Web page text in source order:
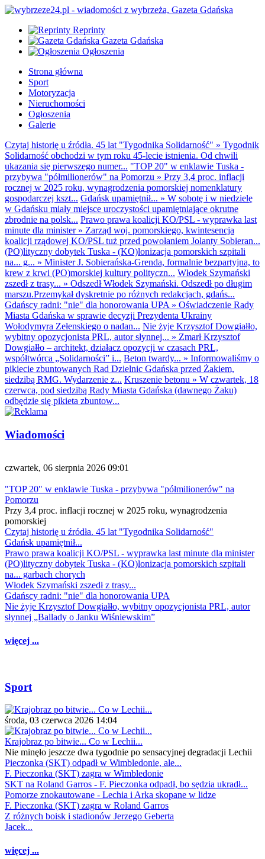
Reprinty
Gazeta Gdańska
Ogłoszenia
Strona główna
Sport
Motoryzacja
Nieruchomości
Ogłoszenia
Galerie
Czytaj historię u źródła. 45 lat "Tygodnika Solidarność" » Tygodnik
Solidarność obchodzi w tym roku 45-lecie istnienia. Od chwili
ukazania się pierwszego numer... "TOP 20" w enklawie Tuska -
przybywa "półmilionerów" na Pomorzu » Przy 3,4 proc. inflacji
rocznej w 2025 roku, wynagrodzenia pomorskiej nomenklatury
gospodarczej kszt... Gdańsk upamiętnił... » W sobotę i w niedzielę
w Gdańsku miały miejsce uroczystości upamiętniające okrutne
zbrodnie na polsk... Prawo prawa koalicji KO/PSL - wyprawka last
minute dla minister» Zarząd woj. pomorskiego, kwintesencja
koalicji rządowej KO/PSL tuż przed powołaniem Jolanty Sobieran...
(PO)lityczny dobytek Tuska - (KO)lonizacja pomorskich szpitali
na... g... » Minister J. Sobierańska-Grenda, formalnie bezpartyjna, to
krew z krwi (PO)morskiej kultury polityczn... Włodek Szymański
zszedł z trasy... » Odszedł Włodek Szymański. Odszedł po długim
marszu.Przemykał dyskretnie po różnych redakcjach, gdańs...
Gdańscy radni: "nie" dla honorowania UPA » Oświadczenie Rady
Miasta Gdańska w sprawie decyzji Prezydenta Ukrainy
Wołodymyra Zełenskiego o nadan... Nie żyje Krzysztof Dowgiałło,
wybitny opozycjonista PRL, autor słynnej... » Zmarł Krzysztof
Dowgiałło – architekt, działacz opozycji w czasach PRL,
współtwórca „Solidarności” i... Beton twardy... » Informowaliśmy o
pikiecie zbuntowanych Rad Dzielnic Gdańska przed Żakiem,
siedzibą RMG. Wydarzenie z... Kruszenie betonu » W czwartek, 18
czerwca, pod siedzibą Rady Miasta Gdańska (dawnego Żaku)
odbędzie się pikieta zbuntow...
Wiadomości
czwartek, 06 sierpnia 2026 09:01
"TOP 20" w enklawie Tuska - przybywa "półmilionerów" na
Pomorzu
Przy 3,4 proc. inflacji rocznej w 2025 roku, wynagrodzenia
pomorskiej
Czytaj historię u źródła. 45 lat "Tygodnika Solidarność"
Gdańsk upamiętnił...
Prawo prawa koalicji KO/PSL - wyprawka last minute dla minister
(PO)lityczny dobytek Tuska - (KO)lonizacja pomorskich szpitali
na... garbach chorych
Włodek Szymański zszedł z trasy...
Gdańscy radni: "nie" dla honorowania UPA
Nie żyje Krzysztof Dowgiałło, wybitny opozycjonista PRL, autor
słynnej „Ballady o Janku Wiśniewskim”
więcej ...
Sport
środa, 03 czerwca 2026 14:04
Krajobraz po bitwie... Co w Lechii...
Nie minęło jeszcze dwa tygodnie po sensacyjnej degradacji Lechii
Pieczonka (SKT) odpadł w Wimbledonie, ale...
F. Pieczonka (SKT) zagra w Wimbledonie
SKT na Roland Garros - F. Pieczonka odpadł, bo sędzia ukradł...
Pomorze znokautowane - Lechia i Arka skopane w lidze
F. Pieczonka (SKT) zagra w Roland Garros
Z różnych boisk i stadionów Jerzego Geberta
Jacek...
więcej ...